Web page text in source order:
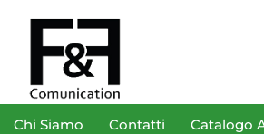
Chi Siamo Contatti Catalogo